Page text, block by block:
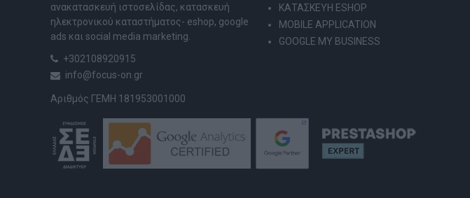
ανακατασκευή ιστοσελίδας, κατασκευή
ηλεκτρονικού καταστήματος- eshop, google
ads και social media marketing.
+302108920915
info@focus-on.gr
Αριθμός ΓΕΜΗ 181953001000
ΚΑΤΑΣΚΕΥΗ ESHOP
MOBILE APPLICATION
GOOGLE MY BUSINESS